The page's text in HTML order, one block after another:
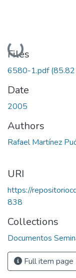
Loading...
Files
6580-1.pdf(85.82
Date
2005
Authors
Rafael Martínez
URI
https://
838
Collections
Documentos
Full item page